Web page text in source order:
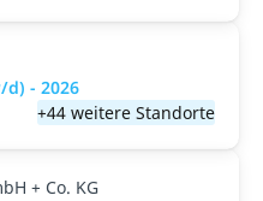
- 2026
+44 weitere Standorte
+ Co. KG